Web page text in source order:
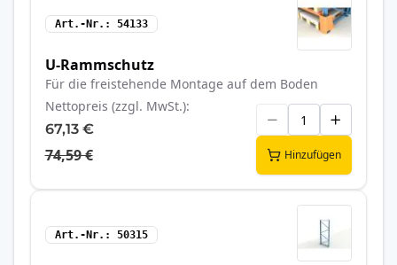
Art.-Nr. 54133
U-Rammschutz
Für die freistehende Montage auf dem Boden
Nettopreis (zzgl. MwSt.)
67,13 €
74,59 € Hinzufügen
Art.-Nr. 50315